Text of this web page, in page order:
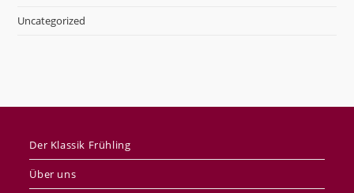
Uncategorized
Der Klassik Frühling
Über uns